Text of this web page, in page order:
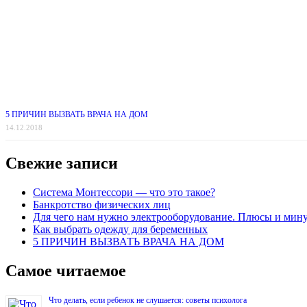
5 ПРИЧИН ВЫЗВАТЬ ВРАЧА НА ДОМ
14.12.2018
Свежие записи
Система Монтессори — что это такое?
Банкротство физических лиц
Для чего нам нужно электрооборудование. Плюсы и
Как выбрать одежду для беременных
5 ПРИЧИН ВЫЗВАТЬ ВРАЧА НА ДОМ
Самое читаемое
Что делать, если ребенок не слушается: советы психолога